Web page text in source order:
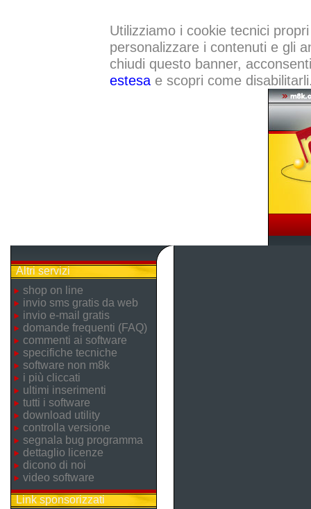
Utilizziamo i cookie tecnici
personalizzare i contenuti e gli
chiudi questo banner,
estesae scopri come
Altri servizi
shop on line
invio sms gratis da web
invio e-mail gratis
domande frequenti (FAQ)
commenti ai software
specifiche tecniche
software non m8k
i più cliccati
ultimi inserimenti
tutti i software
download utility
controlla versione
segnala bug programma
dettaglio licenze
dicono di noi
video software
Link sponsorizzati